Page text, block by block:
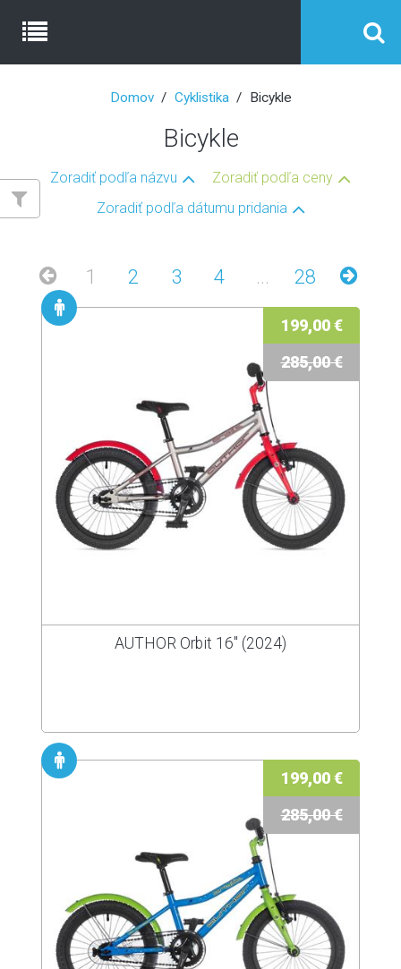
Domov Cyklistika Bicykle
Bicykle
Zoradiť podľa názvu
Zoradiť podľa ceny
Zoradiť podľa dátumu pridania
1 2 3 4 ... 28
199,00 €
285,00 €
AUTHOR Orbit 16" (2024)
199,00 €
285,00 €